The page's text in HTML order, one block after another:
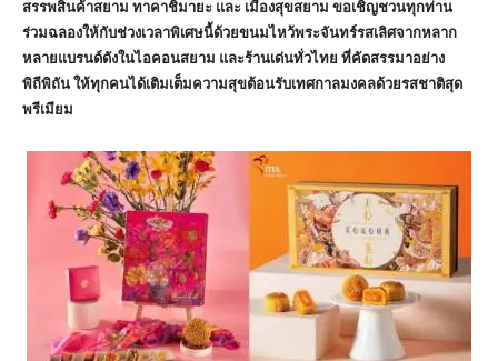
สรรพสินค้าสยาม ทาคาชิมายะ และ เมืองสุขสยาม ขอเชิญชวนทุกท่าน
ร่วมฉลองให้กับช่วงเวลาพิเศษนี้ด้วยขนมไหว้พระจันทร์รสเลิศจากหลาก
หลายแบรนด์ดังในไอคอนสยาม และร้านเด่นทั่วไทย ที่คัดสรรมาอย่าง
พิถีพิถัน ให้ทุกคนได้เติมเต็มความสุขต้อนรับเทศกาลมงคลด้วยรสชาติสุด
พรีเมียม